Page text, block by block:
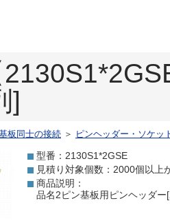
]
板同士の接続 ＞ ピンヘッダー・ソケッ
型番：2130S1*2GSE
見積り対象個数：2000個以上
商品説明：
品名2ピン基板用ピンヘッダ